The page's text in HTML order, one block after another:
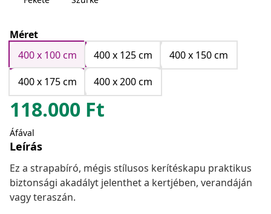
Méret
400 x 100 cm
400 x 125 cm
400 x 150 cm
400 x 175 cm
400 x 200 cm
118.000 Ft
Áfával
Leírás
Ez a strapabíró, mégis stílusos kerítéskapu praktikus
biztonsági akadályt jelenthet a kertjében, verandáján
vagy teraszán.